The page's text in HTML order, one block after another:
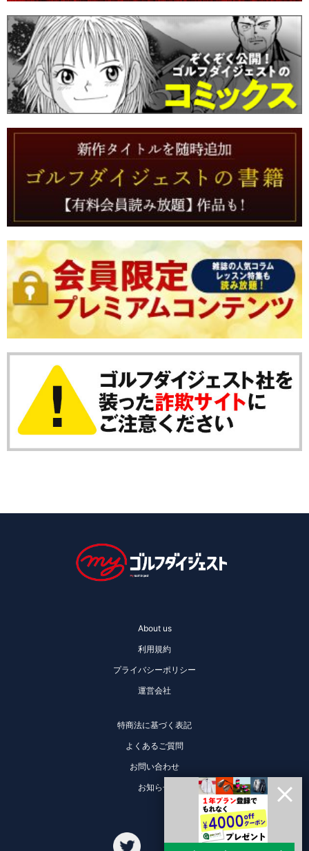
About us
利用規約
プライバシーポリシー
運営会社
特商法に基づく表記
よくあるご質問
お問い合わせ
お知らせ